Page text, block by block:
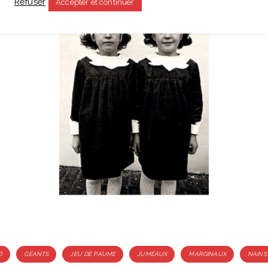
GÉANTS JEU DE PAUME JUMEAUX MARGINAUX NAINS
Accepter et continuer